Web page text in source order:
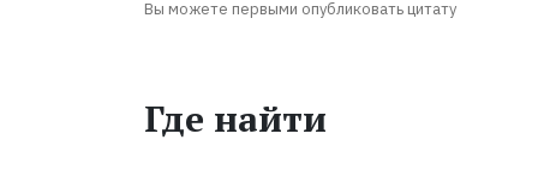
Вы можете первыми опубликовать цитату
Где найти